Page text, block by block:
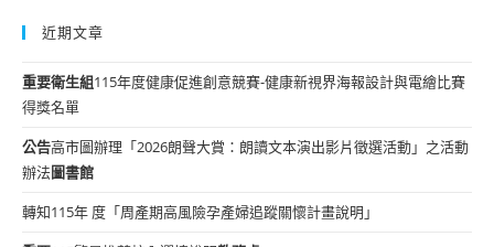
近期文章
重要衛生組115年度健康促進創意競賽-健康新視界海報設計與電繪比賽
得獎名單
公告高市圖辦理「2026朗聲大賞：朗讀文本演出影片徵選活動」之活動
辦法圖書館
轉知115年 度「周產期高風險孕產婦追蹤關懷計畫說明」